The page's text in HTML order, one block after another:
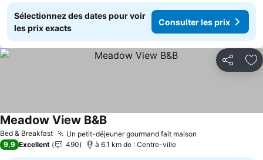
Sélectionnez des dates pour voir
les prix exacts
Consulter les prix
Partager
Bed & Breakfast Un petit-déjeuner gourmand fait maison
Meadow View B&B
9,9 Excellent 490 à 6.1 km de : Centre-ville